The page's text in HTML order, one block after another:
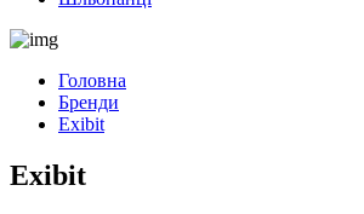
Головна
Бренди
Exibit
Exibit